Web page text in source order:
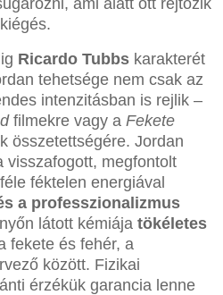
ami alatt ott rejtőzik
Ricardo Tubbs karakterét
tehetsége nem csak az
intenzitásban is rejlik –
filmekre vagy a Fekete
összetettségére. Jordan
visszafogott, megfontolt
féktelen energiával
a professzionalizmus
látott kémiája tökéletes
fekete és fehér, a
között. Fizikai
érzékük garancia lenne